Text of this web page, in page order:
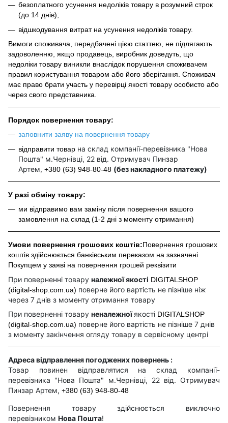
безоплатного усунення недоліків товару в розумний строк
(до 14 днів);
відшкодування витрат на усунення недоліків товару.
Вимоги споживача, передбачені цією статтею, не підлягають
задоволенню, якщо продавець, виробник доведуть, що
недоліки товару виникли внаслідок порушення споживачем
правил користування товаром або його зберігання. Споживач
має право брати участь у перевірці якості товару особисто або
через свого представника.
Порядок повернення товару:
заповнити заяву на повернення товару
відправити товар на склад компанії-перевізника "Нова
Пошта" м.Чернівці, 22 від. Отримувач Пинзар
Артем, +380 (63) 948-80-48 (без накладного платежу)
У разі обміну товару:
ми відправимо вам заміну після повернення вашого
замовлення на склад (1-2 дні з моменту отримання)
Умови повернення грошових коштів:Повернення грошових
коштів здійснюється банківським переказом на зазначені
Покупцем у заяві на повернення грошей реквізити
При поверненні товару належної якості DIGITALSHOP
(digital-shop.com.ua) поверне його вартість не пізніше ніж
через 7 днів з моменту отримання товару
При поверненні товару неналежноїякості DIGITALSHOP
(digital-shop.com.ua) поверне його вартість не пізніше 7 днів
з моменту закінчення огляду товару в сервісному центрі
Адреса відправлення погоджених повернень :
Товар повинен відправлятися на склад компанії-
перевізника "Нова Пошта" м.Чернівці, 22 від. Отримувач
Пинзар Артем, +380 (63) 948-80-48
Повернення товару здійснюється виключно
перевізником Нова Пошта!